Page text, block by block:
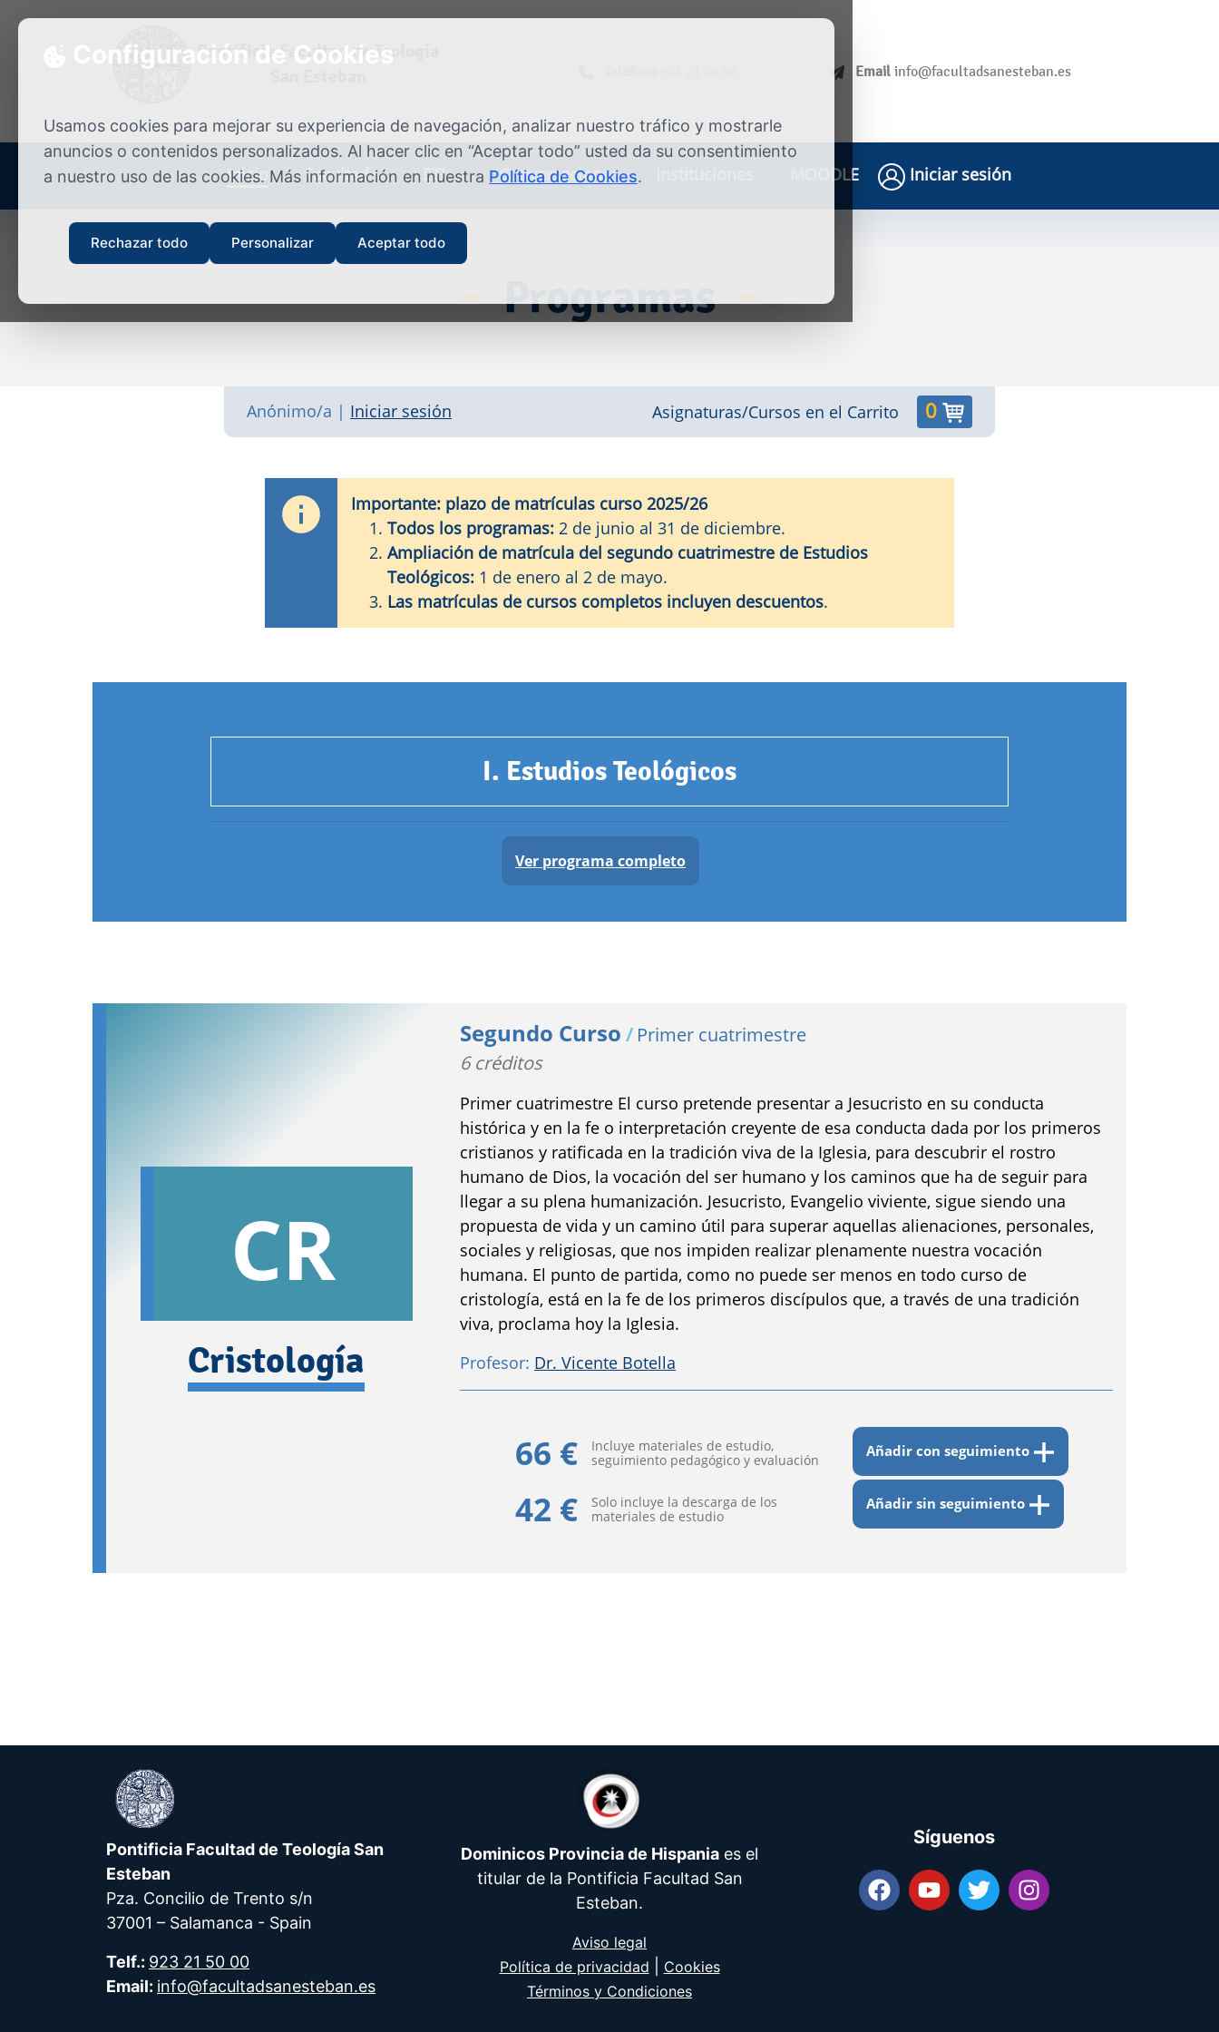
Configuración de Cookies
Usamos cookies para mejorar su experiencia de navegación, analizar nuestro tráfico y mostrarle
anuncios o contenidos personalizados. Al hacer clic en “Aceptar todo” usted da su consentimiento
a nuestro uso de las cookies. Más información en nuestra Política de Cookies.
Rechazar todo Personalizar Aceptar todo
Email info@facultadsanesteban.es
Pontificia Facultad de Teología
Inicio Facultad ETI Conversaciones MOODLE Iniciar sesión
Programas
Anónimo/a | Iniciar sesión Asignaturas/Cursos en el Carrito 0
Importante: plazo de matrículas curso 2025/26
Todos los programas: 2 de junio al 31 de diciembre.
Ampliación de matrícula del segundo cuatrimestre de Estudios
Teológicos: 1 de enero al 2 de mayo.
Las matrículas de cursos completos incluyen descuentos.
I. Estudios Teológicos
Ver programa completo
CR
Cristología
Segundo Curso / Primer cuatrimestre
6 créditos
Primer cuatrimestre El curso pretende presentar a Jesucristo en su conducta
histórica y en la fe o interpretación creyente de esa conducta dada por los primeros
cristianos y ratificada en la tradición viva de la Iglesia, para descubrir el rostro
humano de Dios, la vocación del ser humano y los caminos que ha de seguir para
llegar a su plena humanización. Jesucristo, Evangelio viviente, sigue siendo una
propuesta de vida y un camino útil para superar aquellas alienaciones, personales,
sociales y religiosas, que nos impiden realizar plenamente nuestra vocación
humana. El punto de partida, como no puede ser menos en todo curso de
cristología, está en la fe de los primeros discípulos que, a través de una tradición
viva, proclama hoy la Iglesia.
Profesor: Dr. Vicente Botella
66 €
Incluye materiales de estudio,
seguimiento pedagógico y evaluación
Añadir con seguimiento
42 €
Solo incluye la descarga de los
materiales de estudio
Añadir sin seguimiento
Pontificia Facultad de Teología San
Esteban
Pza. Concilio de Trento s/n
37001 – Salamanca - Spain
Telf.: 923 21 50 00
Email: info@facultadsanesteban.es
Dominicos Provincia de Hispania es el
titular de la Pontificia Facultad San
Esteban.
Aviso legal
Política de privacidad
Cookies
Términos y Condiciones
Síguenos